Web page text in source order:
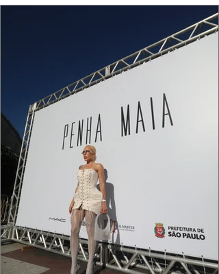
que ele conduza a cena. Cada dobra do
cada reflexo dourado da luz sobre a pe